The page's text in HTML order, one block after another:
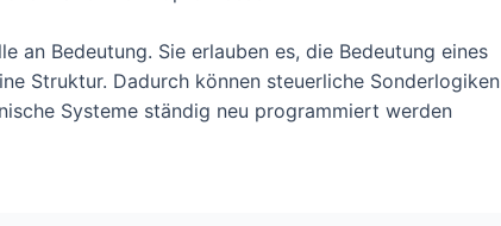
an Bedeutung. Sie erlauben es, die Bedeutung eines
Struktur. Dadurch können steuerliche Sonderlogiken
Systeme ständig neu programmiert werden